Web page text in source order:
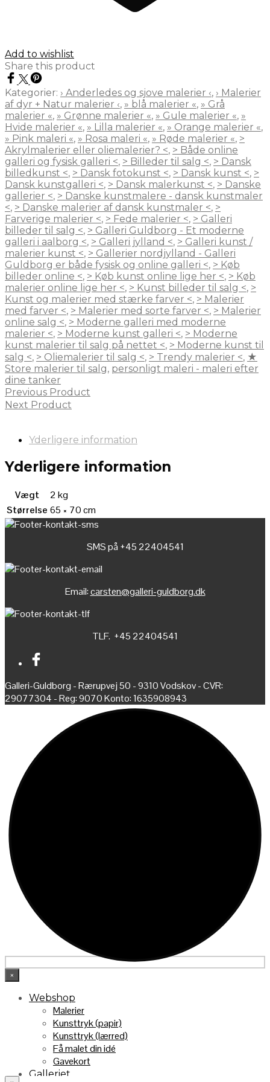
Add to wishlist
Share this product
Kategorier: › Anderledes og sjove malerier ‹, › Malerier
af dyr + Natur malerier ‹, » blå malerier «, » Grå
malerier «, » Grønne malerier «, » Gule malerier «, »
Hvide malerier «, » Lilla malerier «, » Orange malerier «,
» Pink maleri «, » Rosa maleri «, » Røde malerier «, >
Akrylmalerier eller oliemalerier? <, > Både online
galleri og fysisk galleri <, > Billeder til salg <, > Dansk
billedkunst <, > Dansk fotokunst <, > Dansk kunst <, >
Dansk kunstgalleri <, > Dansk malerkunst <, > Danske
gallerier <, > Danske kunstmalere - dansk kunstmaler
<, > Danske malerier af dansk kunstmaler <, >
Farverige malerier <, > Fede malerier <, > Galleri
billeder til salg <, > Galleri Guldborg - Et moderne
galleri i aalborg <, > Galleri jylland <, > Galleri kunst /
malerier kunst <, > Gallerier nordjylland - Galleri
Guldborg er både fysisk og online galleri <, > Køb
billeder online <, > Køb kunst online lige her <, > Køb
malerier online lige her <, > Kunst billeder til salg <, >
Kunst og malerier med stærke farver <, > Malerier
med farver <, > Malerier med sorte farver <, > Malerier
online salg <, > Moderne galleri med moderne
malerier <, > Moderne kunst galleri <, > Moderne
kunst malerier til salg på nettet <, > Moderne kunst til
salg <, > Oliemalerier til salg <, > Trendy malerier <, ★
Store malerier til salg, personligt maleri - maleri efter
dine tanker
Previous Product
Next Product
Yderligere information
Yderligere information
Vægt
2 kg
Størrelse 65 × 70 cm
SMS på +45 22404541
Email:carsten@galleri-guldborg.dk
TLF. +45 22404541
Galleri-Guldborg - Rærupvej 50 - 9310 Vodskov - CVR:
29077304 - Reg: 9070 Konto: 1635908943
×
Webshop
Malerier
Kunsttryk (papir)
Kunsttryk (lærred)
Få malet din idé
Gavekort
Galleriet